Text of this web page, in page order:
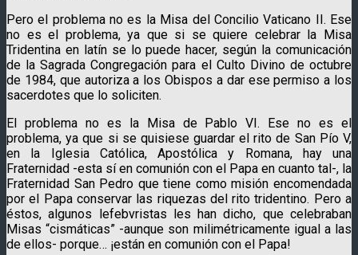
Pero el problema no es la Misa del Concilio Vaticano II. Ese
no es el problema, ya que si se quiere celebrar la Misa
Tridentina en latín se lo puede hacer, según la comunicación
de la Sagrada Congregación para el Culto Divino de octubre
de 1984, que autoriza a los Obispos a dar ese permiso a los
sacerdotes que lo soliciten.
El problema no es la Misa de Pablo VI. Ese no es el
problema, ya que si se quisiese guardar el rito de San Pío V,
en la Iglesia Católica, Apostólica y Romana, hay una
Fraternidad -esta sí en comunión con el Papa en cuanto tal-, la
Fraternidad San Pedro que tiene como misión encomendada
por el Papa conservar las riquezas del rito tridentino. Pero a
éstos, algunos lefebvristas les han dicho, que celebraban
Misas “cismáticas” -aunque son milimétricamente igual a las
de ellos- porque… ¡están en comunión con el Papa!